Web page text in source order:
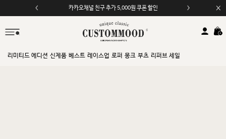
카카오채널 친구 추가 5,000원 쿠폰 할인
리미티드 에디션 신제품 베스트 레이스업 로퍼 몽크 부츠 리퍼브 세일